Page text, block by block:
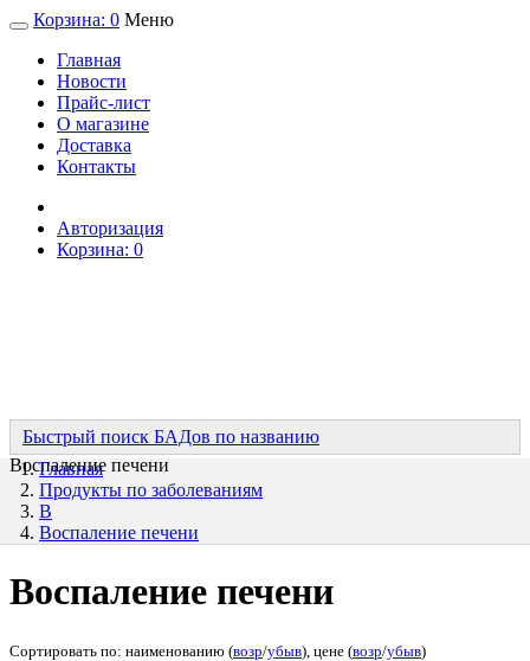
Корзина: 0 Меню
Главная
Новости
Прайс-лист
О магазине
Доставка
Контакты
Авторизация
Корзина: 0
Быстрый поиск БАДов по названию
Воспаление печени
Главная
Продукты по заболеваниям
В
Воспаление печени
Воспаление печени
Сортировать по: наименованию (возр/убыв), цене (возр/убыв)